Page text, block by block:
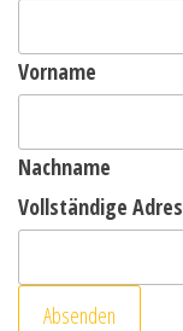
Vorname
Nachname
Vollständige
Absenden